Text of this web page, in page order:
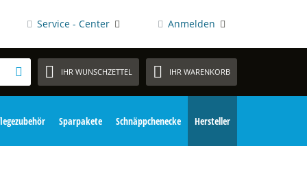
Service - Center Anmelden
IHR WUNSCHZETTEL IHR WARENKORB
Sparpakete Schnäppchenecke Hersteller